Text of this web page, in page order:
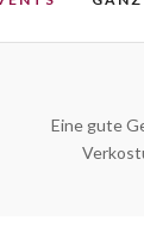
Eine gute